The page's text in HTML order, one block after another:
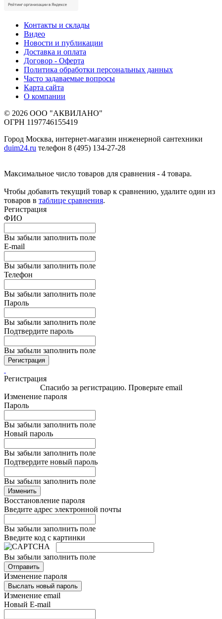
Контакты и склады
Видео
Новости и публикации
Доставка и оплата
Договор - Оферта
Политика обработки персональных данных
Часто задаваемые вопросы
Карта сайта
О компании
© 2026 ООО "АКВИЛАНО"
ОГРН 1197746155419
Город Москва, интернет-магазин инженерной сантехники
duim24.ru телефон 8 (495) 134-27-28
Максимальное число товаров для сравнения - 4 товара.
Чтобы добавить текущий товар к сравнению, удалите один из
товаров в таблице сравнения.
Регистрация
ФИО
Вы забыли заполнить поле
E-mail
Вы забыли заполнить поле
Телефон
Вы забыли заполнить поле
Пароль
Вы забыли заполнить поле
Подтвердите пароль
Вы забыли заполнить поле
Регистрация
Регистрация
Спасибо за регистрацию. Проверьте email
Изменение пароля
Пароль
Вы забыли заполнить поле
Новый пароль
Вы забыли заполнить поле
Подтвердите новый пароль
Вы забыли заполнить поле
Изменить
Восстановление пароля
Введите адрес электронной почты
Вы забыли заполнить поле
Введите код с картинки
Вы забыли заполнить поле
Отправить
Изменение пароля
Выслать новый пароль
Изменение email
Новый E-mail